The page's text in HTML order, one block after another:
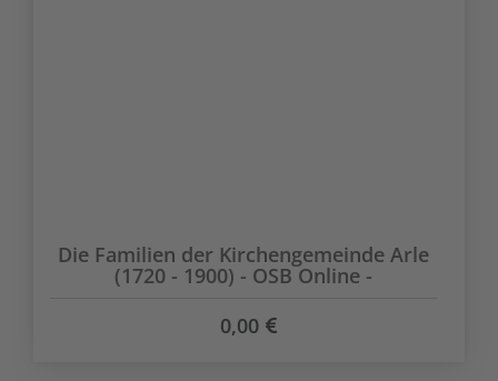
Die Familien der Kirchengemeinde Arle
(1720 - 1900) - OSB Online -
0,00